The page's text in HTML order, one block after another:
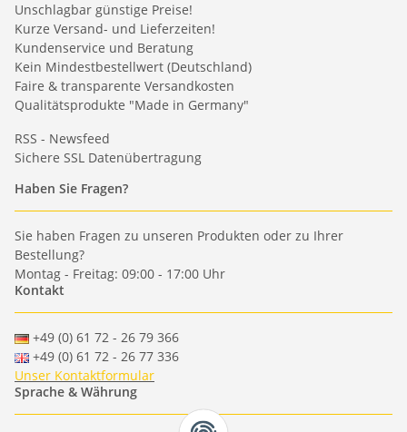
Unschlagbar günstige Preise!
Kurze Versand- und Lieferzeiten!
Kundenservice und Beratung
Kein Mindestbestellwert (Deutschland)
Faire & transparente Versandkosten
Qualitätsprodukte "Made in Germany"
RSS - Newsfeed
Sichere SSL Datenübertragung
Haben Sie Fragen?
Sie haben Fragen zu unseren Produkten oder zu Ihrer
Bestellung?
Montag - Freitag: 09:00 - 17:00 Uhr
Kontakt
+49 (0) 61 72 - 26 79 366
+49 (0) 61 72 - 26 77 336
Unser Kontaktformular
Sprache & Währung